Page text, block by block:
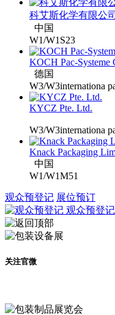
科艾斯化学有限公司
中国
W1/W1S23
KOCH Pac-Systeme
德国
W3/W3internationa
KYCZ Pte. Ltd.
W3/W3internationa
Knack Packaging
中国
W1/W1M51
观众预登记 展位预订
观众预登记
关注官微